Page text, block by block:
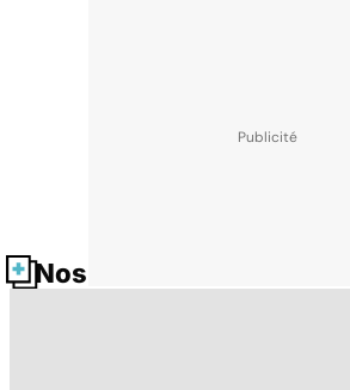
Nos fiches santé